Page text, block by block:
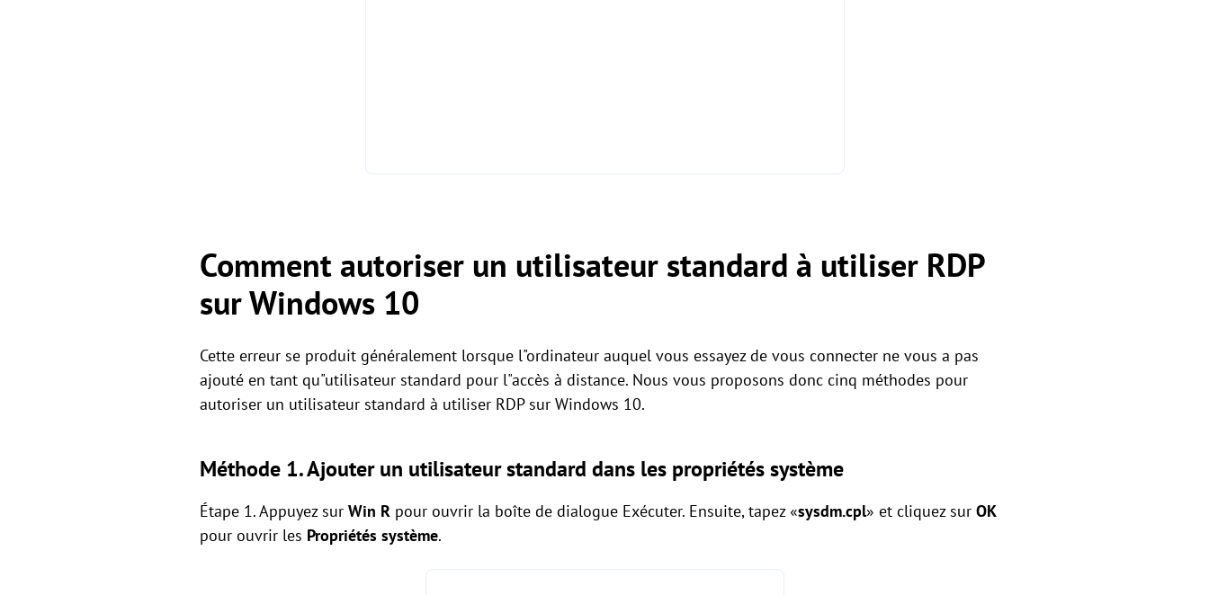
Comment autoriser un utilisateur standard à utiliser RDP
sur Windows 10
Cette erreur se produit généralement lorsque l"ordinateur auquel vous essayez de vous connecter ne vous a pas
ajouté en tant qu"utilisateur standard pour l"accès à distance. Nous vous proposons donc cinq méthodes pour
autoriser un utilisateur standard à utiliser RDP sur Windows 10.
Méthode 1. Ajouter un utilisateur standard dans les propriétés système
Étape 1. Appuyez sur Win R pour ouvrir la boîte de dialogue Exécuter. Ensuite, tapez «sysdm.cpl» et cliquez sur OK
pour ouvrir les Propriétés système.